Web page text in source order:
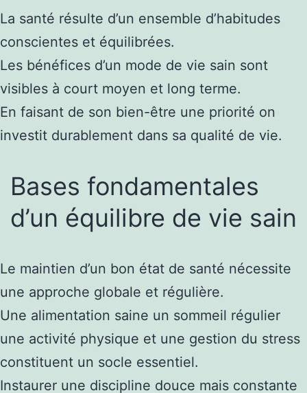
La santé résulte d’un ensemble d’habitudes
conscientes et équilibrées.
Les bénéfices d’un mode de vie sain sont
visibles à court moyen et long terme.
En faisant de son bien-être une priorité on
investit durablement dans sa qualité de vie.
Bases fondamentales
d’un équilibre de vie sain
Le maintien d’un bon état de santé nécessite
une approche globale et régulière.
Une alimentation saine un sommeil régulier
une activité physique et une gestion du stress
constituent un socle essentiel.
Instaurer une discipline douce mais constante